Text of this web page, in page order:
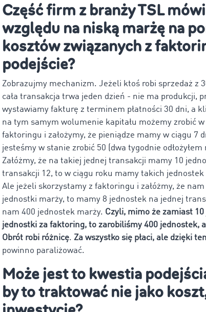
Część firm z branży TSL
względu na niską marżę na
kosztów związanych z
podejście?
Zobrazujmy mechanizm. Jeżeli ktoś robi sprzedaż z
cała transakcja trwa jeden dzień - nie ma produkcji,
wystawiamy fakturę z terminem płatności 30 dni, a
na tym samym wolumenie kapitału możemy zrobić
faktoringu i założymy, że pieniądze mamy w ciągu
jesteśmy w stanie zrobić 50 (dwa tygodnie
Załóżmy, że na takiej jednej transakcji mamy 10
transakcji 12, to w ciągu roku mamy takich
Ale jeżeli skorzystamy z faktoringu i załóżmy, że
jednostki marży, to mamy 8 jednostek na jednej
nam 400 jednostek marży. Czyli, mimo że zamiast
jednostki za faktoring, to zarobiliśmy 400 jednostek,
Obrót robi różnicę. Za wszystko się płaci, ale dzięki
powinno paraliżować.
Może jest to kwestia
by to traktować nie jako